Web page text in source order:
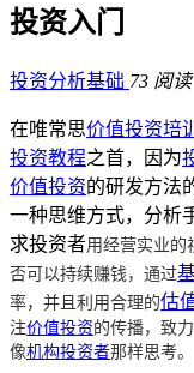
投资入门
投资分析基础 73 阅读
在唯常思价值投资培训
投资教程之首，因为
价值投资的研发方法
一种思维方式，分析
求投资者用经营实业的
否可以持续赚钱，通过
率，并且利用合理的估
注价值投资的传播，致
像机构投资者那样思考。